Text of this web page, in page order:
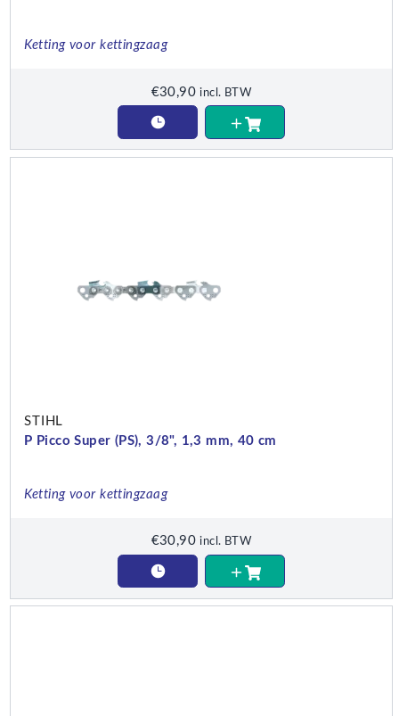
Ketting voor kettingzaag
€30,90 incl. BTW
STIHL
P Picco Super (PS), 3/8", 1,3 mm, 40 cm
Ketting voor kettingzaag
€30,90 incl. BTW